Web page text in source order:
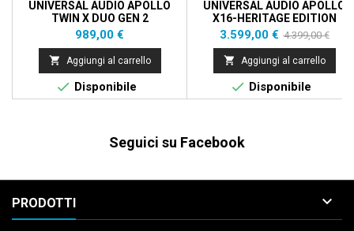
UNIVERSAL AUDIO APOLLO
TWIN X DUO GEN 2
ESSENTIAL+
Prezzo
989,00 €
 Aggiungi al carrello
 Disponibile
UNIVERSAL AUDIO APOLLO
X16-HERITAGE EDITION
Prezzo
3.599,00 € Prezzo
base
4.399,00 €
 Aggiungi al carrello
 Disponibile
Seguici su Facebook
PRODOTTI 